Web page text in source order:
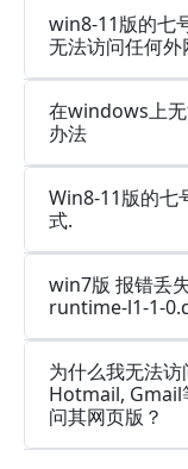
win8-11版的七
无法访问任何
在windows上
办法
Win8-11版的七
式.
win7版 报错丢
runtime-l1-1-
为什么我无法
Hotmail, Gmail
问其网页版？